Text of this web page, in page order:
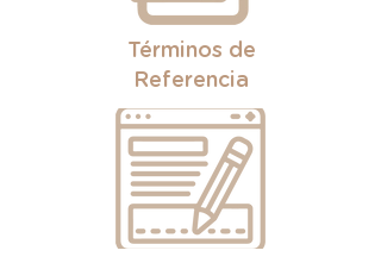
Términos de
Referencia